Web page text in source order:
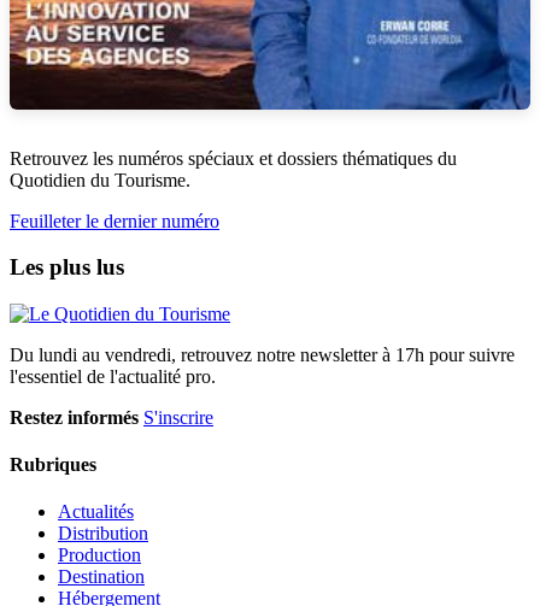
Retrouvez les numéros spéciaux et dossiers thématiques du
Quotidien du Tourisme.
Feuilleter le dernier numéro
Les plus lus
Du lundi au vendredi, retrouvez notre newsletter à 17h pour suivre
l'essentiel de l'actualité pro.
Restez informés S'inscrire
Rubriques
Actualités
Distribution
Production
Destination
Hébergement